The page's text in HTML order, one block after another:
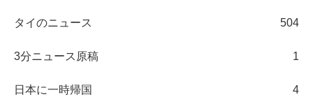
タイのニュース 504
3分ニュース原稿 1
日本に一時帰国 4